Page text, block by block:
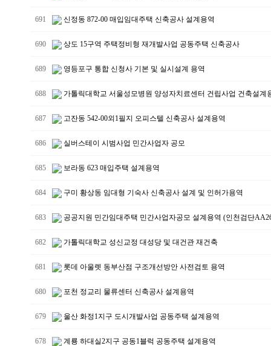
691 신정동 872-00 매입임대주택 신축공사 설계용역
690 상도 15구역 주택정비형 재개발사업 공동주택 신축공사
689 영등포구 통합 신청사 기본 및 실시설계 용역
688 가톨릭대학교 서울성모병원 양성자치료센터 건립사업 건축설계
687 고잔동 542-00외1필지 오피스텔 신축공사 설계용역
686 실버스테이 시범사업 민간사업자 공모
685 보라동 623 매입주택 설계용역
684 구미 황상동 임대형 기숙사 신축공사 설계 및 인허가용역
683 공공지원 민간임대주택 민간사업자공모 설계용역 (인천검단
682 가톨릭대학교 성신교정 대성당 및 대건관 재건축
681 롯데 아울렛 동부산점 구조개선방안 사전검토 용역
680 포천 정교리 물류센터 신축공사 설계용역
679 울산 화정1지구 도시개발사업 공동주택 설계용역
678 계룡 하대실2지구 공동1블럭 공동주택 설계용역